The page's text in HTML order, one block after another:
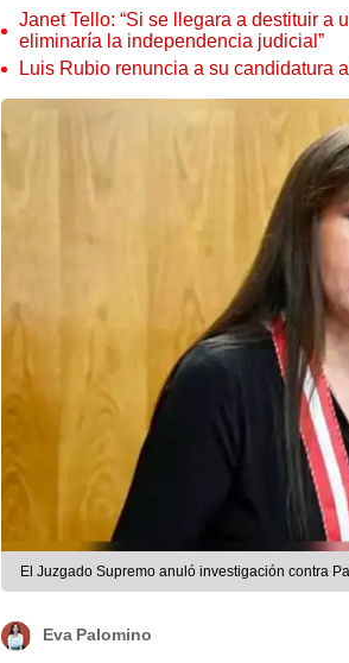
Janet Tello: “Si se llegara a destituir a
eliminaría la independencia judicial”
Luis Rubio renuncia a su candidatura
El Juzgado Supremo anuló investigación contra
Eva Palomino